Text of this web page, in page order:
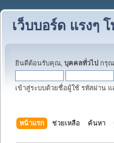
เว็บบอร์ด แรงๆ
ยินดีต้อนรับคุณ, บุคคลทั่วไป กรุ
เข้าสู่ระบบด้วยชื่อผู้ใช้ รหัสผ่าน แ
หน้าแรก ช่วยเหลือ ค้นหา